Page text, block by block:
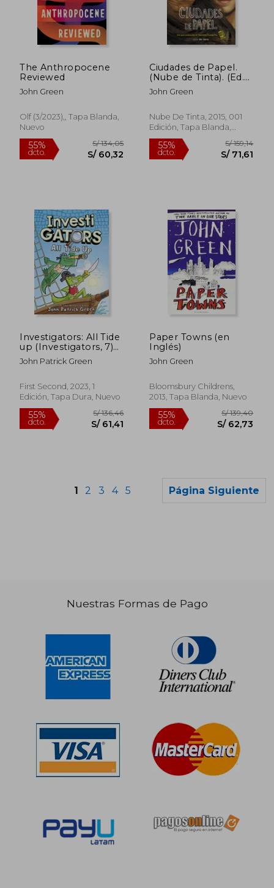
55%
dcto.
S/ 186,13
S/ 83,76
55%
dcto.
40%
dcto. S/ 92,69
55%
dcto. S/
S/ 150,95 55%
dcto.
The Anthropocene
Reviewed
John Green
Olf (3/2023),, Tapa Blanda,
Nuevo
Ciudades de Papel.
(Nube de Tinta). (Ed.
Especial)
John Green
Nube De Tinta, 2015, 001
Edición, Tapa Blanda,
Usado
Investigators: All Tide
up (Investigators, 7)
(en Inglés)
John Patrick Green
First Second, 2023, 1
Edición, Tapa Dura, Nuevo
Paper Towns (en
Inglés)
John Green
Bloomsbury Childrens,
2013, Tapa Blanda, Nuevo
1 2 3 4 5 Página Siguiente
Nuestras Formas de Pago